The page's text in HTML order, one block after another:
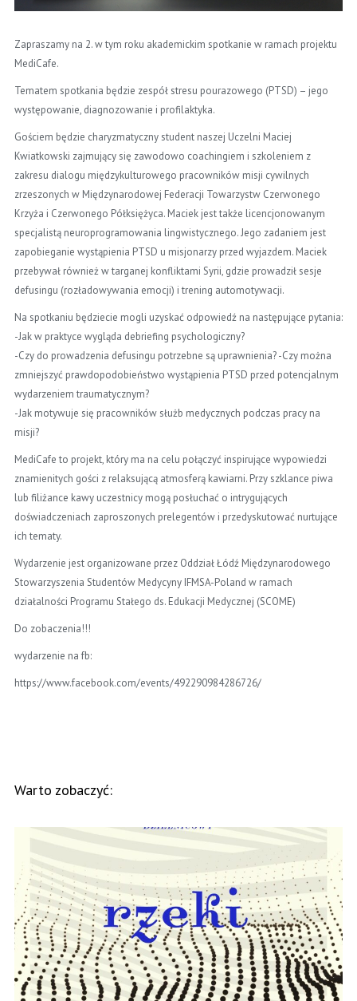
Zapraszamy na 2. w tym roku akademickim spotkanie w ramach projektu
MediCafe.
Tematem spotkania będzie zespół stresu pourazowego (PTSD) – jego
występowanie, diagnozowanie i profilaktyka.
Gościem będzie charyzmatyczny student naszej Uczelni Maciej
Kwiatkowski zajmujący się zawodowo coachingiem i szkoleniem z
zakresu dialogu międzykulturowego pracowników misji cywilnych
zrzeszonych w Międzynarodowej Federacji Towarzystw Czerwonego
Krzyża i Czerwonego Półksiężyca. Maciek jest także licencjonowanym
specjalistą neuroprogramowania lingwistycznego. Jego zadaniem jest
zapobieganie wystąpienia PTSD u misjonarzyprzed wyjazdem. Maciek
przebywał również w targanej konfliktami Syrii, gdzie prowadził sesje
defusingu (rozładowywania emocji) i trening automotywacji.
Na spotkaniu będziecie mogli uzyskać odpowiedź na następujące pytania:
-Jak w praktyce wygląda debriefing psychologiczny?
-Czy do prowadzenia defusingu potrzebne są uprawnienia? -Czy można
zmniejszyć prawdopodobieństwo wystąpienia PTSD przed potencjalnym
wydarzeniem traumatycznym?
-Jak motywuje się pracowników służb medycznych podczas pracy na
misji?
MediCafe to projekt, który ma na celu połączyć inspirujące wypowiedzi
znamienitych gości z relaksującą atmosferą kawiarni. Przy szklance piwa
lub filiżance kawy uczestnicy mogą posłuchać o intrygujących
doświadczeniach zaproszonych prelegentów i przedyskutować nurtujące
ich tematy.
Wydarzenie jest organizowane przez Oddział Łódź Międzynarodowego
Stowarzyszenia Studentów Medycyny IFMSA-Poland w ramach
działalności Programu Stałego ds. Edukacji Medycznej (SCOME)
Do zobaczenia!!!
wydarzenie na fb:
https://www.facebook.com/events/492290984286726/
Warto zobaczyć: